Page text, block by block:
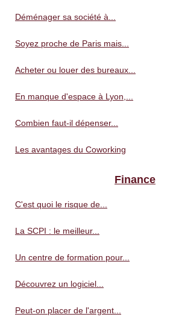
Déménager sa société à...
Soyez proche de Paris mais...
Acheter ou louer des bureaux...
En manque d'espace à Lyon,...
Combien faut-il dépenser...
Les avantages du Coworking
Finance
C'est quoi le risque de...
La SCPI : le meilleur...
Un centre de formation pour...
Découvrez un logiciel...
Peut-on placer de l'argent...